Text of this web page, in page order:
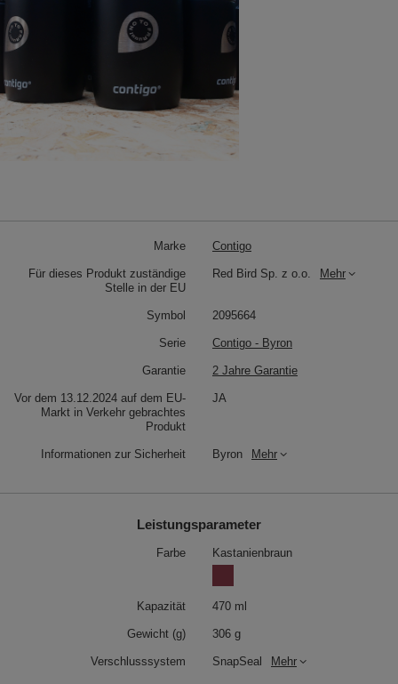
Marke Contigo
Für dieses Produkt zuständige
Stelle in der EU
Red Bird Sp. z o.o. Mehr
Symbol 2095664
Serie Contigo - Byron
Garantie 2 Jahre Garantie
Vor dem 13.12.2024 auf dem EU-
Markt in Verkehr gebrachtes
Produkt
JA
Informationen zur Sicherheit Byron Mehr
Leistungsparameter
Farbe Kastanienbraun
Kapazität 470 ml
Gewicht (g) 306 g
Verschlusssystem SnapSeal Mehr